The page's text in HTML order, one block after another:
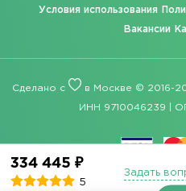
334 445 ₽
5
Задать
Условия использования
Вакансии
Сделано с в Москве © 2016-
ИНН 9710046239 |